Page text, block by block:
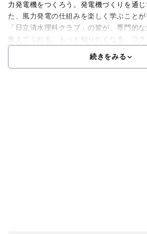
力発電機をつくろう。発電機づくりを通
た、風力発電の仕組みを楽しく学ぶこと
「日立清水理科クラブ」の皆が、専門的
教えてくれる。もっと知りたくなる、ワ
続きをみる